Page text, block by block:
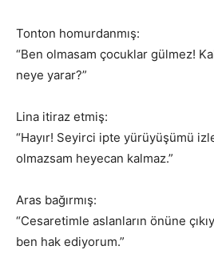
Tonton homurdanmış:
“Ben olmasam çocuklar gülmez!
neye yarar?”
Lina itiraz etmiş:
“Hayır! Seyirci ipte yürüyüşümü
olmazsam heyecan kalmaz.”
Aras bağırmış:
“Cesaretimle aslanların önüne
ben hak ediyorum.”